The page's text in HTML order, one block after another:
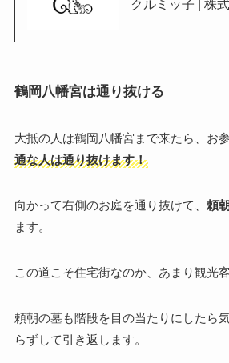
クルミッ子 | 株
鶴岡八幡宮は通り抜ける
大抵の人は鶴岡八幡宮まで来たら、お
通な人は通り抜けます！
向かって右側のお庭を通り抜けて、 頼
ます。
この道こそ住宅街なのか、あまり観光
頼朝の墓も階段を目の当たりにしたら
らずして引き返します。